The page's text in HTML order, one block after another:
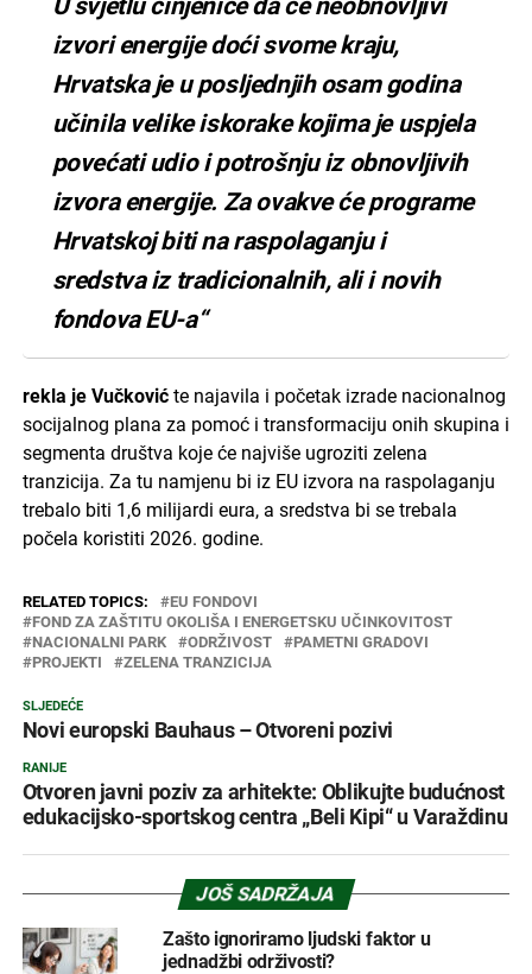
izvori energije doći svome kraju,
Hrvatska je u posljednjih osam godina
učinila velike iskorake kojima je uspjela
povećati udio i potrošnju iz obnovljivih
izvora energije. Za ovakve će programe
Hrvatskoj biti na raspolaganju i
sredstva iz tradicionalnih, ali i novih
fondova EU-a“
rekla je Vučkovićte najavila i početak izrade nacionalnog
socijalnog plana za pomoć i transformaciju onih skupina i
segmenta društva koje će najviše ugroziti zelena
tranzicija. Za tu namjenu bi iz EU izvora na raspolaganju
trebalo biti 1,6 milijardi eura, a sredstva bi se trebala
počela koristiti 2026. godine.
RELATED TOPICS:
EU FONDOVI
FOND ZA ZAŠTITU OKOLIŠA I ENERGETSKU UČINKOVITOST
NACIONALNI PARK
ODRŽIVOST
PAMETNI GRADOVI
PROJEKTI
ZELENA TRANZICIJA
SLJEDEĆE
Novi europski Bauhaus – Otvoreni pozivi
RANIJE
Otvoren javni poziv za arhitekte: Oblikujte budućnost
edukacijsko-sportskog centra „Beli Kipi“ u Varaždinu
JOŠ SADRŽAJA
Zašto ignoriramo ljudski faktor u
jednadžbi održivosti?